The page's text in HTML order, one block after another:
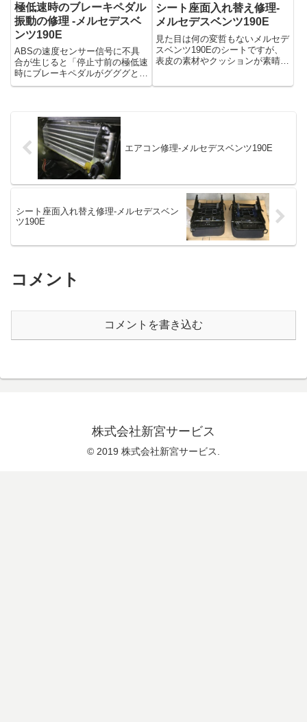
極低速時のブレーキペダル
振動の修理 -メルセデスベ
ンツ190E
ABSの速度センサー信号に不具
合が生じると「停止寸前の極低速
時にブレーキペダルがグググと振
動する」という症状が出ることが
修理しました。何年も前からです
が稀にペダルの振動が発生して
い...
シート座面入れ替え修理-
メルセデスベンツ190E
見た目は何の変哲もないメルセデ
スベンツ190Eのシートですが、
表皮の素材やクッションが素晴ら
エアコン修理-メルセデスベンツ190E
シート座面入れ替え修理-メルセデスベン
ツ190E
コメント
コメントを書き込む
株式会社新宮サービス
© 2019 株式会社新宮サービス.